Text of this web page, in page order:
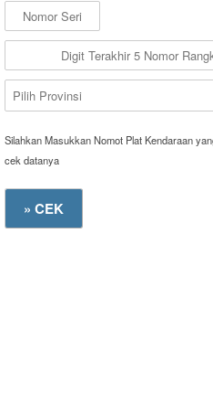
Silahkan Masukkan Nomot Plat Kendaraan
cek datanya